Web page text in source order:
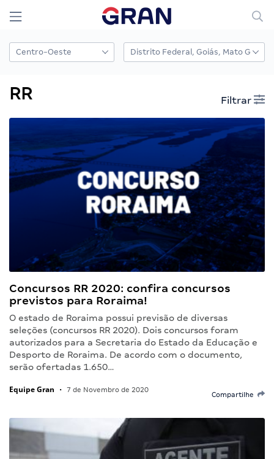
RR Filtrar
Concursos RR 2020: confira concursos
previstos para Roraima!
O estado de Roraima possui previsão de diversas
seleções (concursos RR 2020). Dois concursos foram
autorizados para a Secretaria do Estado da Educação e
Desporto de Roraima. De acordo com o documento,
serão ofertadas 1.650…
Equipe Gran • 7 de Novembro de 2020
Compartilhe